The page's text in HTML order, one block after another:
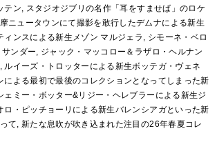
テン, スタジオジブリの名作「耳をすませば」のロケ
ニュータウンにて撮影を敢行したデムナによる新生
ィンスによる新生メゾン マルジェラ, シモーネ・ベロ
ンダー, ジャック・マッコロー＆ラザロ・ヘルナン
ルイーズ・トロッターによる新生ボッテガ・ヴェネ
による最初で最後のコレクションとなってしまった新
ェミー・ボッター&リジー・ヘレブラーによる新生ジ
ロ・ピッチョーリによる新生バレンシアガといった新
て, 新たな息吹が吹き込まれた注目の26年春夏コレ